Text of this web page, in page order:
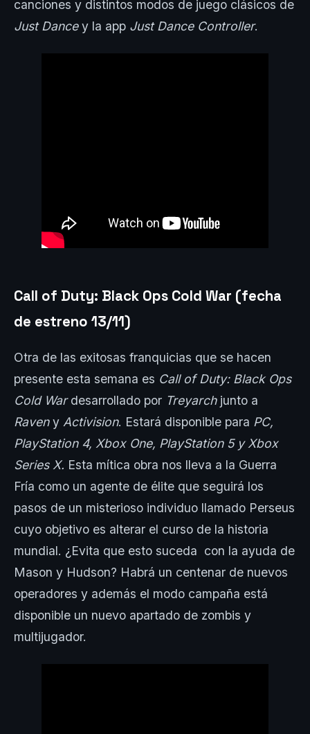
canciones y distintos modos de juego clásicos de
Just Dancey la app Just Dance Controller.
Call of Duty: Black Ops Cold War (fecha
de estreno 13/11)
Otra de las exitosas franquicias que se hacen
presente esta semana es Call of Duty: Black Ops
Cold Wardesarrollado por Treyarchjunto a
Raveny Activision. Estará disponible para PC,
PlayStation 4, Xbox One, PlayStation 5 y Xbox
Series X. Esta mítica obra nos lleva a la Guerra
Fría como un agente de élite que seguirá los
pasos de un misterioso individuo llamado Perseus
cuyo objetivo es alterar el curso de la historia
mundial. ¿Evita que esto suceda con la ayuda de
Mason y Hudson? Habrá un centenar de nuevos
operadores y además el modo campaña está
disponible un nuevo apartado de zombis y
multijugador.